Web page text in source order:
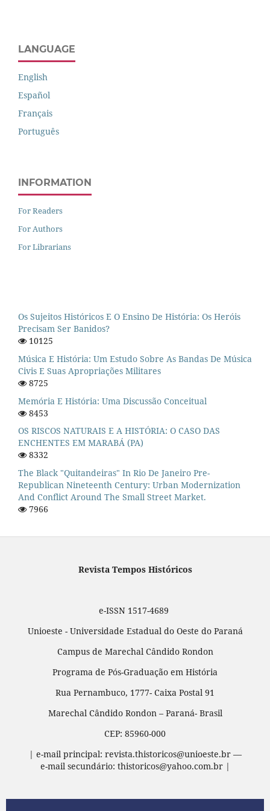
LANGUAGE
English
Español
Français
Português
INFORMATION
For Readers
For Authors
For Librarians
Os Sujeitos Históricos E O Ensino De História: Os Heróis
Precisam Ser Banidos?
10125
Música E História: Um Estudo Sobre As Bandas De Música
Civis E Suas Apropriações Militares
8725
Memória E História: Uma Discussão Conceitual
8453
OS RISCOS NATURAIS E A HISTÓRIA: O CASO DAS
ENCHENTES EM MARABÁ (PA)
8332
The Black "quitandeiras" In Rio De Janeiro Pre-
Republican Nineteenth Century: Urban Modernization
And Conflict Around The Small Street Market.
7966
Revista Tempos Históricos
e-ISSN 1517-4689
Unioeste - Universidade Estadual do Oeste do Paraná
Campus de Marechal Cândido Rondon
Programa de Pós-Graduação em História
Rua Pernambuco, 1777- Caixa Postal 91
Marechal Cândido Rondon – Paraná- Brasil
CEP: 85960-000
| e-mail principal: revista.thistoricos@unioeste.br —
e-mail secundário: thistoricos@yahoo.com.br |